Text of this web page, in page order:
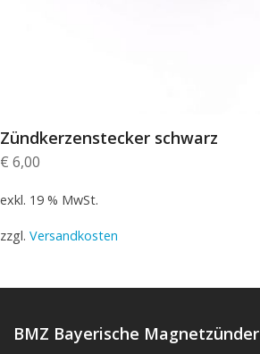
Zündkerzenstecker schwarz
€ 6,00
exkl. 19 % MwSt.
zzgl. Versandkosten
BMZ Bayerische Magnetzünder